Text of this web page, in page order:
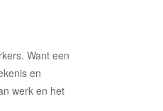
Want een
en
werk en het